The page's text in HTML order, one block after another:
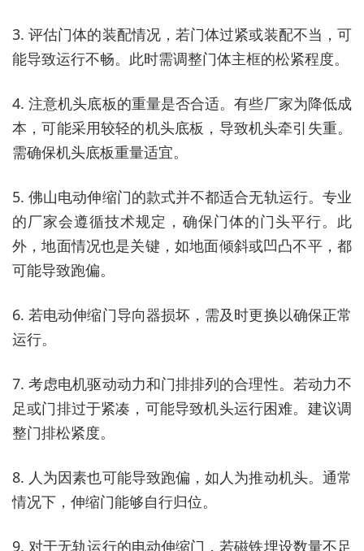
3. 评估门体的装配情况，若门体过紧或装配不当，可
能导致运行不畅。此时需调整门体主框的松紧程度。
4. 注意机头底板的重量是否合适。有些厂家为降低成
本，可能采用较轻的机头底板，导致机头牵引失重。
需确保机头底板重量适宜。
5. 佛山电动伸缩门的款式并不都适合无轨运行。专业
的厂家会遵循技术规定，确保门体的门头平行。此
外，地面情况也是关键，如地面倾斜或凹凸不平，都
可能导致跑偏。
6. 若电动伸缩门导向器损坏，需及时更换以确保正常
运行。
7. 考虑电机驱动动力和门排排列的合理性。若动力不
足或门排过于紧凑，可能导致机头运行困难。建议调
整门排松紧度。
8. 人为因素也可能导致跑偏，如人为推动机头。通常
情况下，伸缩门能够自行归位。
9. 对于无轨运行的电动伸缩门，若磁铁埋设数量不足